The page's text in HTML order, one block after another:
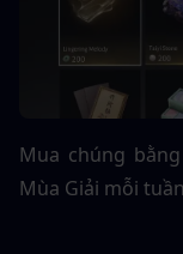
Mua chúng
Mùa Giải mỗi